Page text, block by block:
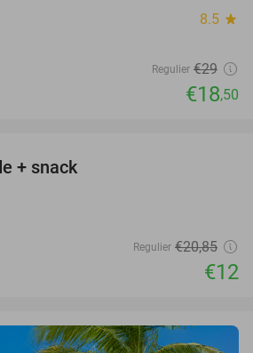
8.5 star
Regulier €29
€18,50
+ snack
Regulier €20,85
€12